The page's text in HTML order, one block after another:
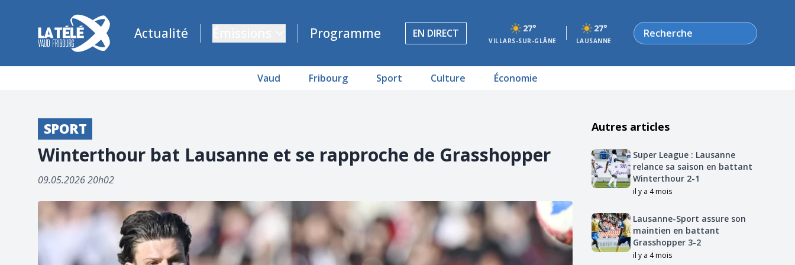
La Télé - Télévision régionale Vaud et Fribourg
Actualité Programme EN DIRECT 27°
VILLARS-SUR-GLÂNE
27°
LAUSANNE
Rechercher
Vaud Fribourg Sport Culture Économie
SPORT
Winterthour bat Lausanne et se rapproche de Grasshopper
09.05.2026 20h02
Autres articles
Super League : Lausanne
relance sa saison en battant
Winterthour 2-1
il y a 4 mois
Lausanne-Sport assure son
maintien en battant
Grasshopper 3-2
il y a 4 mois